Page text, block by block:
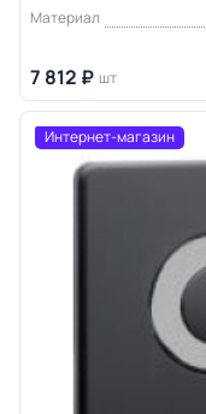
Материал
7 812 ₽ шт
Интернет-магазин